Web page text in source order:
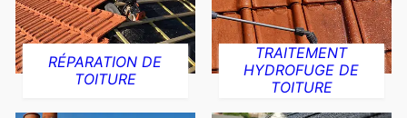
RÉPARATION DE
TOITURE
TRAITEMENT
HYDROFUGE DE
TOITURE